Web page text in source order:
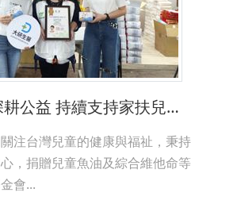
大研生醫深耕公益 持續支持家扶兒童健康
注台灣兒童的健康與福祉，秉持
，捐贈兒童魚油及綜合維他命等
會...